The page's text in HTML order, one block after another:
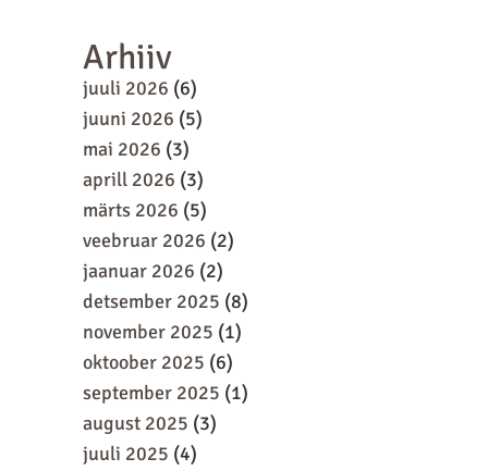
Arhiiv
juuli 2026 (6)
juuni 2026 (5)
mai 2026 (3)
aprill 2026 (3)
märts 2026 (5)
veebruar 2026 (2)
jaanuar 2026 (2)
detsember 2025 (8)
november 2025 (1)
oktoober 2025 (6)
september 2025 (1)
august 2025 (3)
juuli 2025 (4)